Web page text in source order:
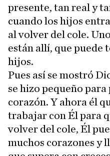
presente, tan real y
cuando los hijos
al volver del cole.
están allí, que puede
hijos.
Pues así se mostró
se hizo pequeño
corazón. Y ahora él
trabajar con Él para
volver del cole, Él
muchos corazones y